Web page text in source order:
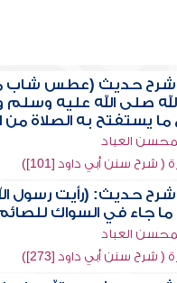
شرح حديث (عطس شاب من
صلى الله عليه
ما يستفتح به الصلاة من
العباد
سنن أبي داود [101])
شرح حديث: (رأيت رسول
جاء في السواك
العباد
سنن أبي داود [273])